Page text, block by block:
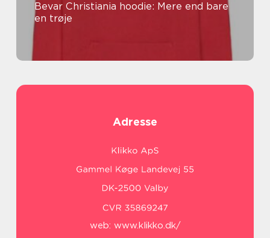
Bevar Christiania hoodie: Mere end bare
en trøje
Adresse
web: www.klikko.dk/